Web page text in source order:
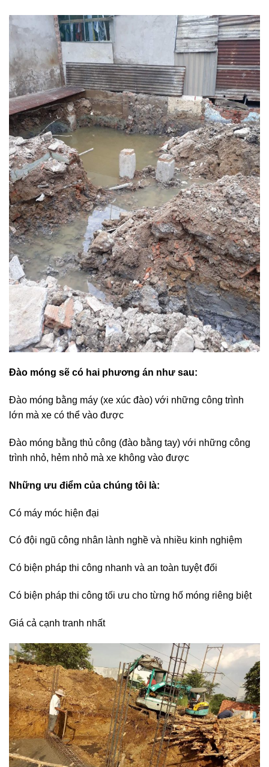
Đào móng sẽ có hai phương án như sau:
Đào móng bằng máy (xe xúc đào) với những công trình
lớn mà xe có thể vào được
Đào móng bằng thủ công (đào bằng tay) với những công
trình nhỏ, hẻm nhỏ mà xe không vào được
Những ưu điểm của chúng tôi là:
Có máy móc hiện đại
Có đội ngũ công nhân lành nghề và nhiều kinh nghiệm
Có biện pháp thi công nhanh và an toàn tuyệt đối
Có biện pháp thi công tối ưu cho từng hố móng riêng biệt
Giá cả cạnh tranh nhất